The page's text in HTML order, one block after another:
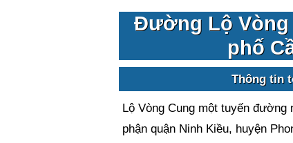
Đường Lộ Vòng
phố
Thông tin
Lộ Vòng Cung một tuyến
phận quận Ninh Kiều, huyện